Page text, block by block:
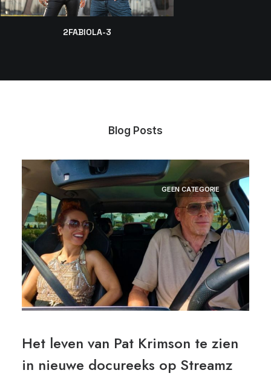
2FABIOLA-3
Blog Posts
GEEN CATEGORIE
Het leven van Pat Krimson te zien
in nieuwe docureeks op Streamz